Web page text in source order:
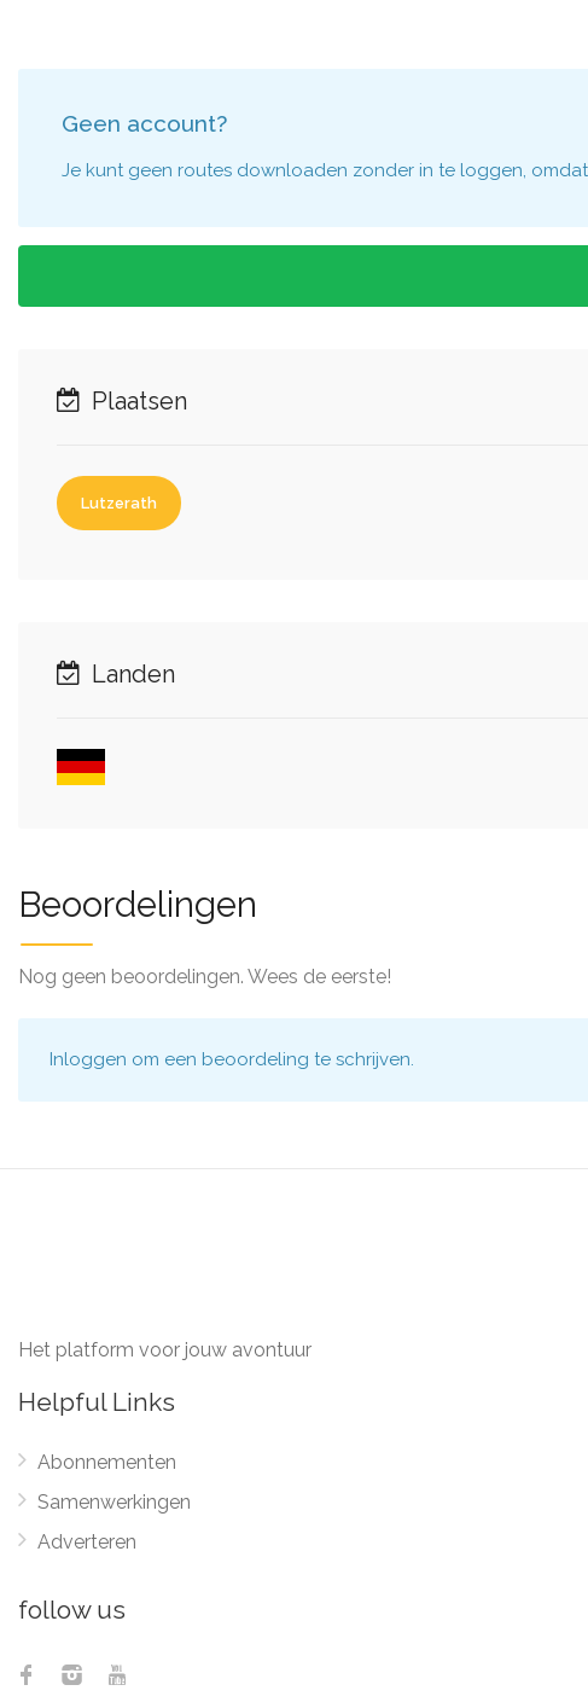
Geen account?
Je kunt geen routes downloaden zonder in te loggen,
Plaatsen
Lutzerath
Landen
Beoordelingen
Nog geen beoordelingen. Wees de eerste!
Inloggen om een beoordeling te schrijven.
Het platform voor jouw avontuur
Helpful Links
Abonnementen
Samenwerkingen
Adverteren
follow us